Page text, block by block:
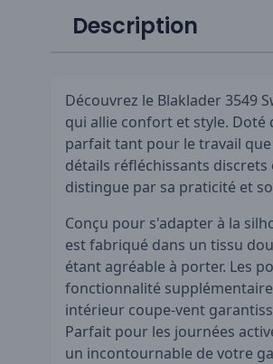
Description
Découvrez le Blaklader 3549
qui allie confort et style. Doté
parfait tant pour le travail
détails réfléchissants
distingue par sa praticité et
Conçu pour s'adapter à la
est fabriqué dans un tissu
étant agréable à porter. Les
fonctionnalité
intérieur coupe-vent
Parfait pour les journées
un incontournable de votre